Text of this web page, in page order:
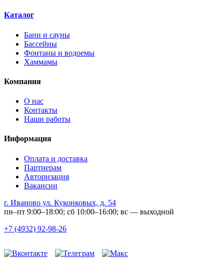
Каталог
Бани и сауны
Бассейны
Фонтаны и водоемы
Хаммамы
Компания
О нас
Контакты
Наши работы
Информация
Оплата и доставка
Партнерам
Авторизация
Вакансии
г. Иваново ул. Куконковых, д. 54
пн–пт 9:00–18:00; сб 10:00–16:00; вс — выходной
+7 (4932) 92-98-26